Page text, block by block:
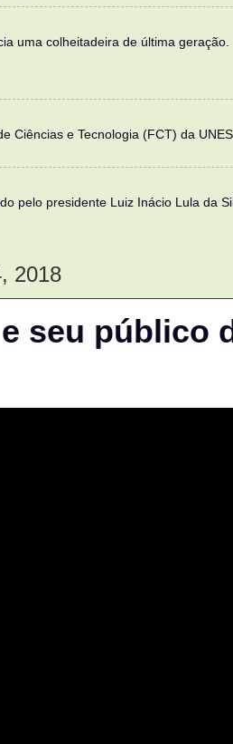
uma colheitadeira de última
Ciências e Tecnologia (FCT) da
pelo presidente Luiz Inácio Lula da
2018
seu público